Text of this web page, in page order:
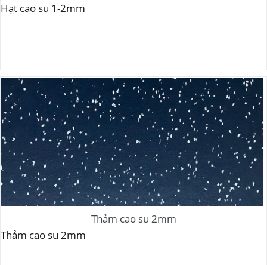
Hạt cao su 1-2mm
Thảm cao su 2mm
Thảm cao su 2mm